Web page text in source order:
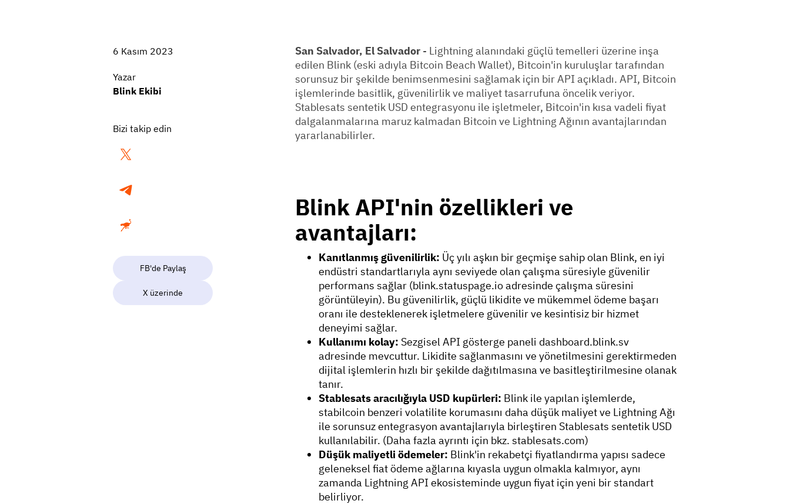
6 Kasım 2023
Yazar
Blink Ekibi
Bizi takip edin
FB'de Paylaş
X üzerinde
San Salvador, El Salvador - Lightning alanındaki güçlü temelleri üzerine inşa
edilen Blink (eski adıyla Bitcoin Beach Wallet), Bitcoin'in kuruluşlar tarafından
sorunsuz bir şekilde benimsenmesini sağlamak için bir API açıkladı. API, Bitcoin
işlemlerinde basitlik, güvenilirlik ve maliyet tasarrufuna öncelik veriyor.
Stablesats sentetik USD entegrasyonu ile işletmeler, Bitcoin'in kısa vadeli fiyat
dalgalanmalarına maruz kalmadan Bitcoin ve Lightning Ağının avantajlarından
yararlanabilirler.
Blink API'nin özellikleri ve
avantajları:
Kanıtlanmış güvenilirlik: Üç yılı aşkın bir geçmişe sahip olan Blink, en iyi
endüstri standartlarıyla aynı seviyede olan çalışma süresiyle güvenilir
performans sağlar (blink.statuspage.io adresinde çalışma süresini
görüntüleyin). Bu güvenilirlik, güçlü likidite ve mükemmel ödeme başarı
oranı ile desteklenerek işletmelere güvenilir ve kesintisiz bir hizmet
deneyimi sağlar.
Kullanımı kolay: Sezgisel API gösterge paneli dashboard.blink.sv
adresinde mevcuttur. Likidite sağlanmasını ve yönetilmesini gerektirmeden
dijital işlemlerin hızlı bir şekilde dağıtılmasına ve basitleştirilmesine olanak
tanır.
Stablesats aracılığıyla USD kupürleri: Blink ile yapılan işlemlerde,
stabilcoin benzeri volatilite korumasını daha düşük maliyet ve Lightning Ağı
ile sorunsuz entegrasyon avantajlarıyla birleştiren Stablesats sentetik USD
kullanılabilir. (Daha fazla ayrıntı için bkz. stablesats.com)
Düşük maliyetli ödemeler: Blink'in rekabetçi fiyatlandırma yapısı sadece
geleneksel fiat ödeme ağlarına kıyasla uygun olmakla kalmıyor, aynı
zamanda Lightning API ekosisteminde uygun fiyat için yeni bir standart
belirliyor.